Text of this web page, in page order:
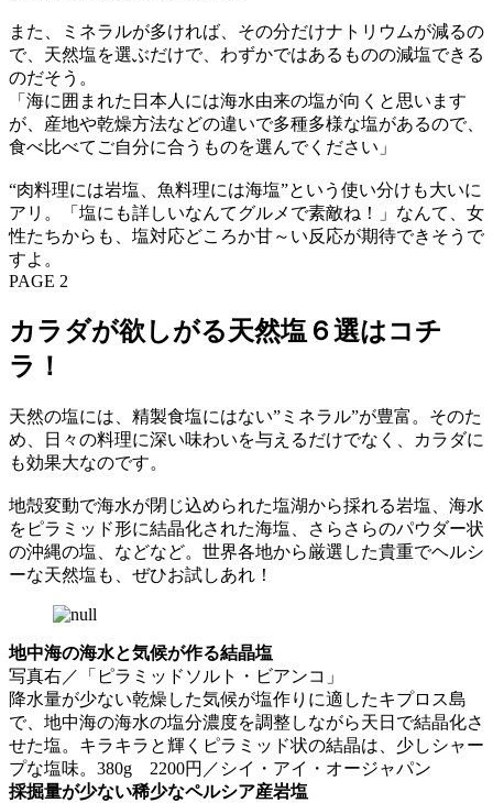
また、ミネラルが多ければ、その分だけナトリウムが減るの
で、天然塩を選ぶだけで、わずかではあるものの減塩できる
のだそう。
「海に囲まれた日本人には海水由来の塩が向くと思います
が、産地や乾燥方法などの違いで多種多様な塩があるので、
食べ比べてご自分に合うものを選んでください」
“肉料理には岩塩、魚料理には海塩”という使い分けも大いに
アリ。「塩にも詳しいなんてグルメで素敵ね！」なんて、女
性たちからも、塩対応どころか甘～い反応が期待できそうで
すよ。
PAGE 2
カラダが欲しがる天然塩６選はコチ
ラ！
天然の塩には、精製食塩にはない”ミネラル”が豊富。そのた
め、日々の料理に深い味わいを与えるだけでなく、カラダに
も効果大なのです。
地殻変動で海水が閉じ込められた塩湖から採れる岩塩、海水
をピラミッド形に結晶化された海塩、さらさらのパウダー状
の沖縄の塩、などなど。世界各地から厳選した貴重でヘルシ
ーな天然塩も、ぜひお試しあれ！
地中海の海水と気候が作る結晶塩
写真右／「ピラミッドソルト・ビアンコ」
降水量が少ない乾燥した気候が塩作りに適したキプロス島
で、地中海の海水の塩分濃度を調整しながら天日で結晶化さ
せた塩。キラキラと輝くピラミッド状の結晶は、少しシャー
プな塩味。380g 2200円／シイ・アイ・オージャパン
採掘量が少ない稀少なペルシア産岩塩